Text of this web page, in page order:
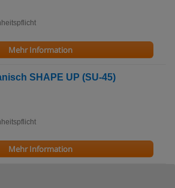
Mehr Information
SHAPE UP (SU-45)
Mehr Information